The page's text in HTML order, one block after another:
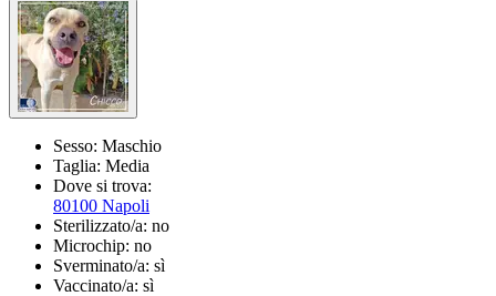
Sesso: Maschio
Taglia: Media
Dove si trova:
80100 Napoli
Sterilizzato/a: no
Microchip: no
Sverminato/a: sì
Vaccinato/a: sì